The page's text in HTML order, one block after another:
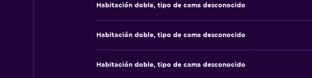
Habitación doble, tipo de cama desconocido
Habitación doble, tipo de cama desconocido
Habitación doble, tipo de cama desconocido